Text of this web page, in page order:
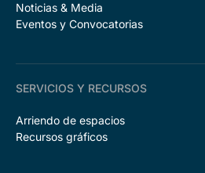
Noticias & Media
Eventos y Convocatorias
SERVICIOS Y RECURSOS
Arriendo de espacios
Recursos gráficos